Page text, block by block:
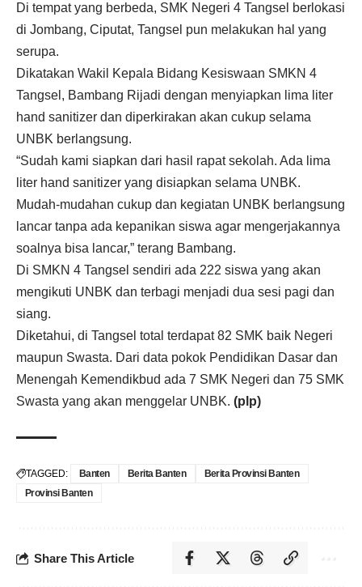
Di tempat yang berbeda, SMK Negeri 4 Tangsel berlokasi
di Jombang, Ciputat, Tangsel pun melakukan hal yang
serupa.
Dikatakan Wakil Kepala Bidang Kesiswaan SMKN 4
Tangsel, Bambang Rijadi dengan menyiapkan lima liter
hand sanitizer dan diperkirakan akan cukup selama
UNBK berlangsung.
“Sudah kami siapkan dari hasil rapat sekolah. Ada lima
liter hand sanitizer yang disiapkan selama UNBK.
Mudah-mudahan cukup dan kegiatan UNBK berlangsung
lancar tanpa ada kepanikan siswa agar mengerjakannya
soalnya bisa lancar,” terang Bambang.
Di SMKN 4 Tangsel sendiri ada 222 siswa yang akan
mengikuti UNBK dan terbagi menjadi dua sesi pagi dan
siang.
Diketahui, di Tangsel total terdapat 82 SMK baik Negeri
maupun Swasta. Dari data pokok Pendidikan Dasar dan
Menengah Kemendikbud ada 7 SMK Negeri dan 75 SMK
Swasta yang akan menggelar UNBK. (plp)
TAGGED: Banten Berita Banten
Berita Provinsi Banten
Provinsi Banten
Share This Article